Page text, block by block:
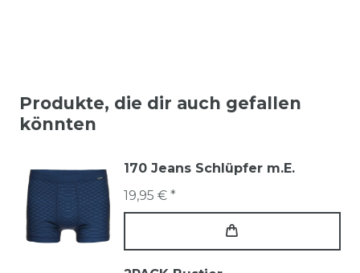
Produkte, die dir auch gefallen
könnten
170 Jeans Schlüpfer m.E.
19,95 € *